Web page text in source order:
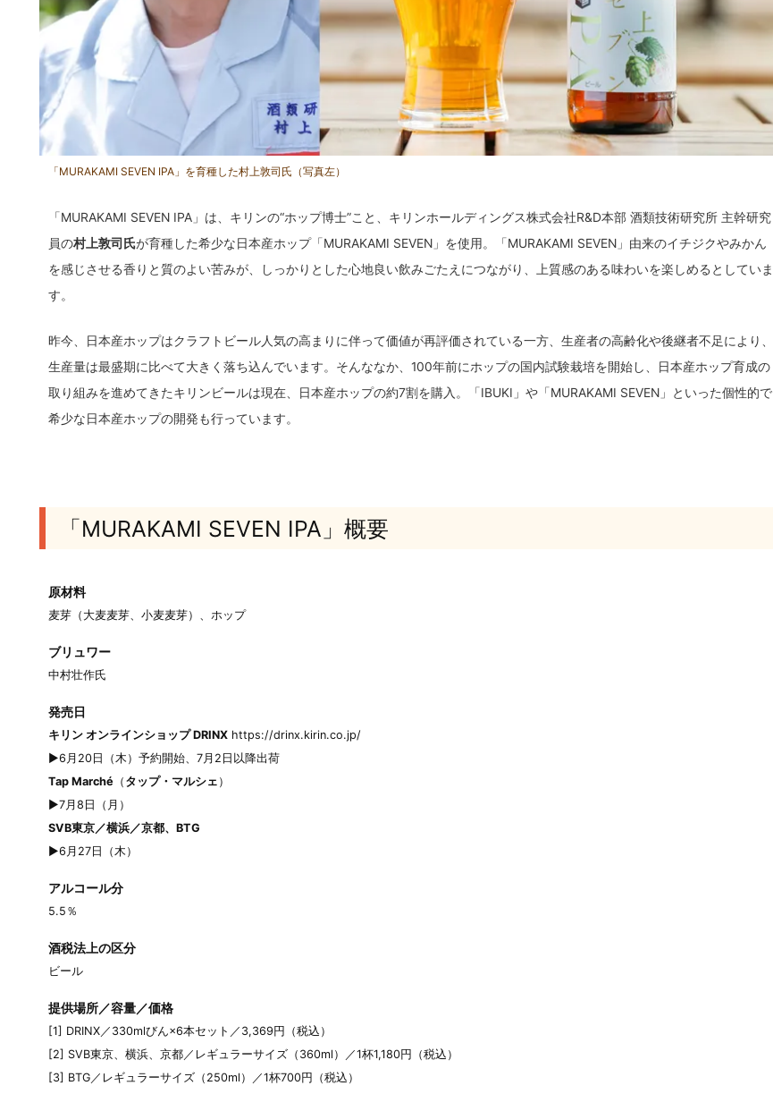
「MURAKAMI SEVEN IPA」を育種した村上敦司氏（写真左）
「MURAKAMI SEVEN IPA」は、キリンの“ホップ博士”こと、キリンホールディングス株式会社R&D本部 酒類技術研究所 主幹研究
員の村上敦司氏が育種した希少な日本産ホップ「MURAKAMI SEVEN」を使用。「MURAKAMI SEVEN」由来のイチジクやみかん
を感じさせる香りと質のよい苦みが、しっかりとした心地良い飲みごたえにつながり、上質感のある味わいを楽しめるとしていま
す。
昨今、日本産ホップはクラフトビール人気の高まりに伴って価値が再評価されている一方、生産者の高齢化や後継者不足により、
生産量は最盛期に比べて大きく落ち込んでいます。そんななか、100年前にホップの国内試験栽培を開始し、日本産ホップ育成の
取り組みを進めてきたキリンビールは現在、日本産ホップの約7割を購入。「IBUKI」や「MURAKAMI SEVEN」といった個性的で
希少な日本産ホップの開発も行っています。
「MURAKAMI SEVEN IPA」概要
原材料
麦芽（大麦麦芽、小麦麦芽）、ホップ
ブリュワー
中村壮作氏
発売日
キリン オンラインショップ DRINX https://drinx.kirin.co.jp/
▶6月20日（木）予約開始、7月2日以降出荷
Tap Marché （ タップ・マルシェ ）
▶7月8日（月）
SVB東京／横浜／京都、BTG
▶6月27日（木）
アルコール分
5.5％
酒税法上の区分
ビール
提供場所／容量／価格
[1] DRINX／330mlびん×6本セット／3,369円（税込）
[2] SVB東京、横浜、京都／レギュラーサイズ（360ml）／1杯1,180円（税込）
[3] BTG／レギュラーサイズ（250ml）／1杯700円（税込）